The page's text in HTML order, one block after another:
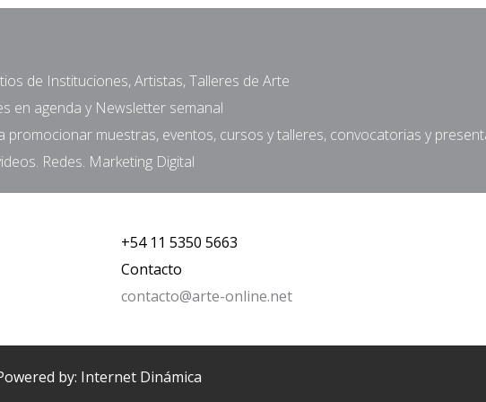
de Instituciones, Artistas, Talleres de Arte
en agenda y Newsletter semanal
muestras, eventos, cursos y talleres, convocatorias y
Redes. Marketing Digital
+54 11 5350 5663
Contacto
contacto@arte-online.net
by: Internet Dinámica